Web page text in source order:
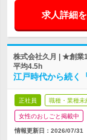
求人詳細
株式会社久月 | ★創
平均4.5h
江戸時代から続く
正社員 職種・業種未
女性のおしごと掲載中
情報更新日：2026/07/31